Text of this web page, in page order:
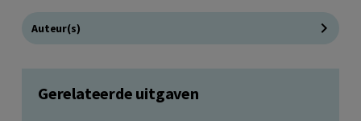
Auteur(s)
Gerelateerde uitgaven